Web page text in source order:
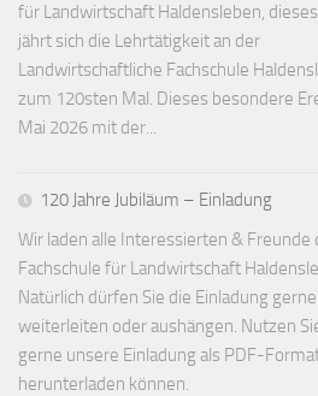
für Landwirtschaft Haldensleben, dieses
jährt sich die Lehrtätigkeit an der
Landwirtschaftliche Fachschule
zum 120sten Mal. Dieses besondere
Mai 2026 mit der...
120 Jahre Jubiläum – Einladung
Wir laden alle Interessierten & Freunde
Fachschule für Landwirtschaft
Natürlich dürfen Sie die Einladung gerne
weiterleiten oder aushängen. Nutzen
gerne unsere Einladung als PDF-
herunterladen können.